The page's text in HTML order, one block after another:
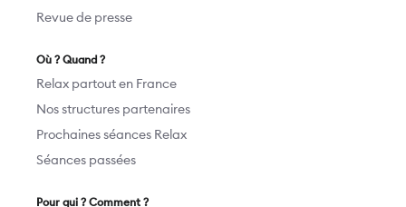
Revue de presse
Où ? Quand ?
Relax partout en France
Nos structures partenaires
Prochaines séances Relax
Séances passées
Pour qui ? Comment ?